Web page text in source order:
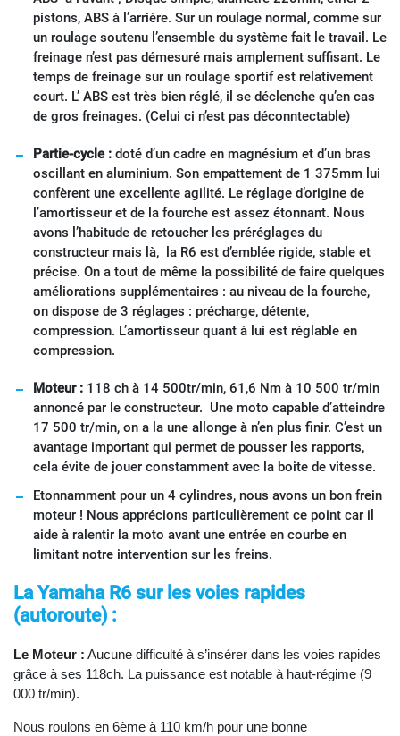
pistons, ABS à l’arrière. Sur un roulage normal, comme sur
un roulage soutenu l’ensemble du système fait le travail. Le
freinage n’est pas démesuré mais amplement suffisant. Le
temps de freinage sur un roulage sportif est relativement
court. L’ ABS est très bien réglé, il se déclenche qu’en cas
de gros freinages. (Celui ci n’est pas déconntectable)
Partie-cycle : doté d’un cadre en magnésium et d’un bras
oscillant en aluminium. Son empattement de 1 375mm lui
confèrent une excellente agilité. Le réglage d’origine de
l’amortisseur et de la fourche est assez étonnant. Nous
avons l’habitude de retoucher les préréglages du
constructeur mais là, la R6 est d’emblée rigide, stable et
précise. On a tout de même la possibilité de faire quelques
améliorations supplémentaires : au niveau de la fourche,
on dispose de 3 réglages : précharge, détente,
compression. L’amortisseur quant à lui est réglable en
compression.
Moteur : 118 ch à 14 500tr/min, 61,6 Nm à 10 500 tr/min
annoncé par le constructeur. Une moto capable d’atteindre
17 500 tr/min, on a la une allonge à n’en plus finir. C’est un
avantage important qui permet de pousser les rapports,
cela évite de jouer constamment avec la boite de vitesse.
Etonnamment pour un 4 cylindres, nous avons un bon frein
moteur ! Nous apprécions particulièrement ce point car il
aide à ralentir la moto avant une entrée en courbe en
limitant notre intervention sur les freins.
La Yamaha R6 sur les voies rapides
(autoroute) :
Le Moteur : Aucune difficulté à s’insérer dans les voies rapides
grâce à ses 118ch. La puissance est notable à haut-régime (9
000 tr/min).
Nous roulons en 6ème à 110 km/h pour une bonne